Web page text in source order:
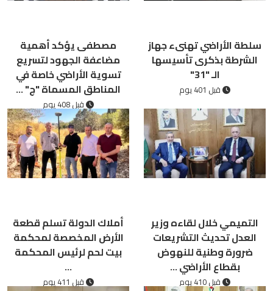
سلطة الأراضي تهنىء جهاز
الشرطة بذكرى تأسيسها
الـ "31"
قبل 401 يوم
مصطفى يؤكد أهمية
مضاعفة الجهود لتسريع
تسوية الأراضي خاصة في
المناطق المسماة "ج" ...
قبل 408 يوم
التميمي خلال لقاءه وزير
العدل تحديث التشريعات
ضرورة وطنية للنهوض
بقطاع الأراضي ...
قبل 410 يوم
أملاك الدولة تسلم قطعة
الأرض المخصصة لمحكمة
بيت لحم لرئيس المحكمة
...
قبل 411 يوم